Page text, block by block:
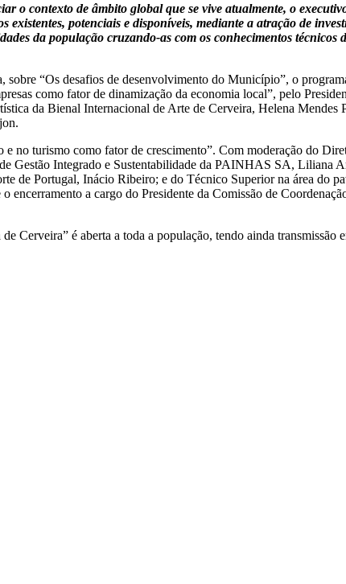
o contexto de âmbito global que se vive atualmente, o
potenciais e disponíveis, mediante a atração de
da população cruzando-as com os conhecimentos técnicos
“Os desafios de desenvolvimento do Município”, o
como fator de dinamização da economia local”, pelo
da Bienal Internacional de Arte de Cerveira, Helena Mendes
no turismo como fator de crescimento”. Com moderação do
Gestão Integrado e Sustentabilidade da PAINHAS SA, Liliana
Portugal, Inácio Ribeiro; e do Técnico Superior na área do
a cargo do Presidente da Comissão de
Cerveira” é aberta a toda a população, tendo ainda